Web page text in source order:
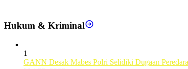
Hukum & Kriminal
1
GANN Desak Mabes Polri Selidiki Dugaan